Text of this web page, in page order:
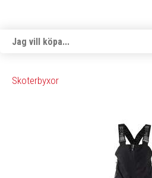
Skoterbyxor